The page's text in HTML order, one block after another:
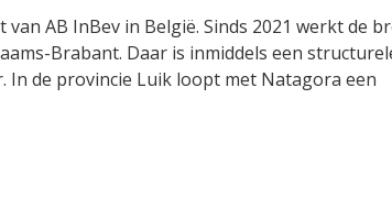
AB InBev in België. Sinds 2021 werkt de
Brabant. Daar is inmiddels een
de provincie Luik loopt met Natagora een